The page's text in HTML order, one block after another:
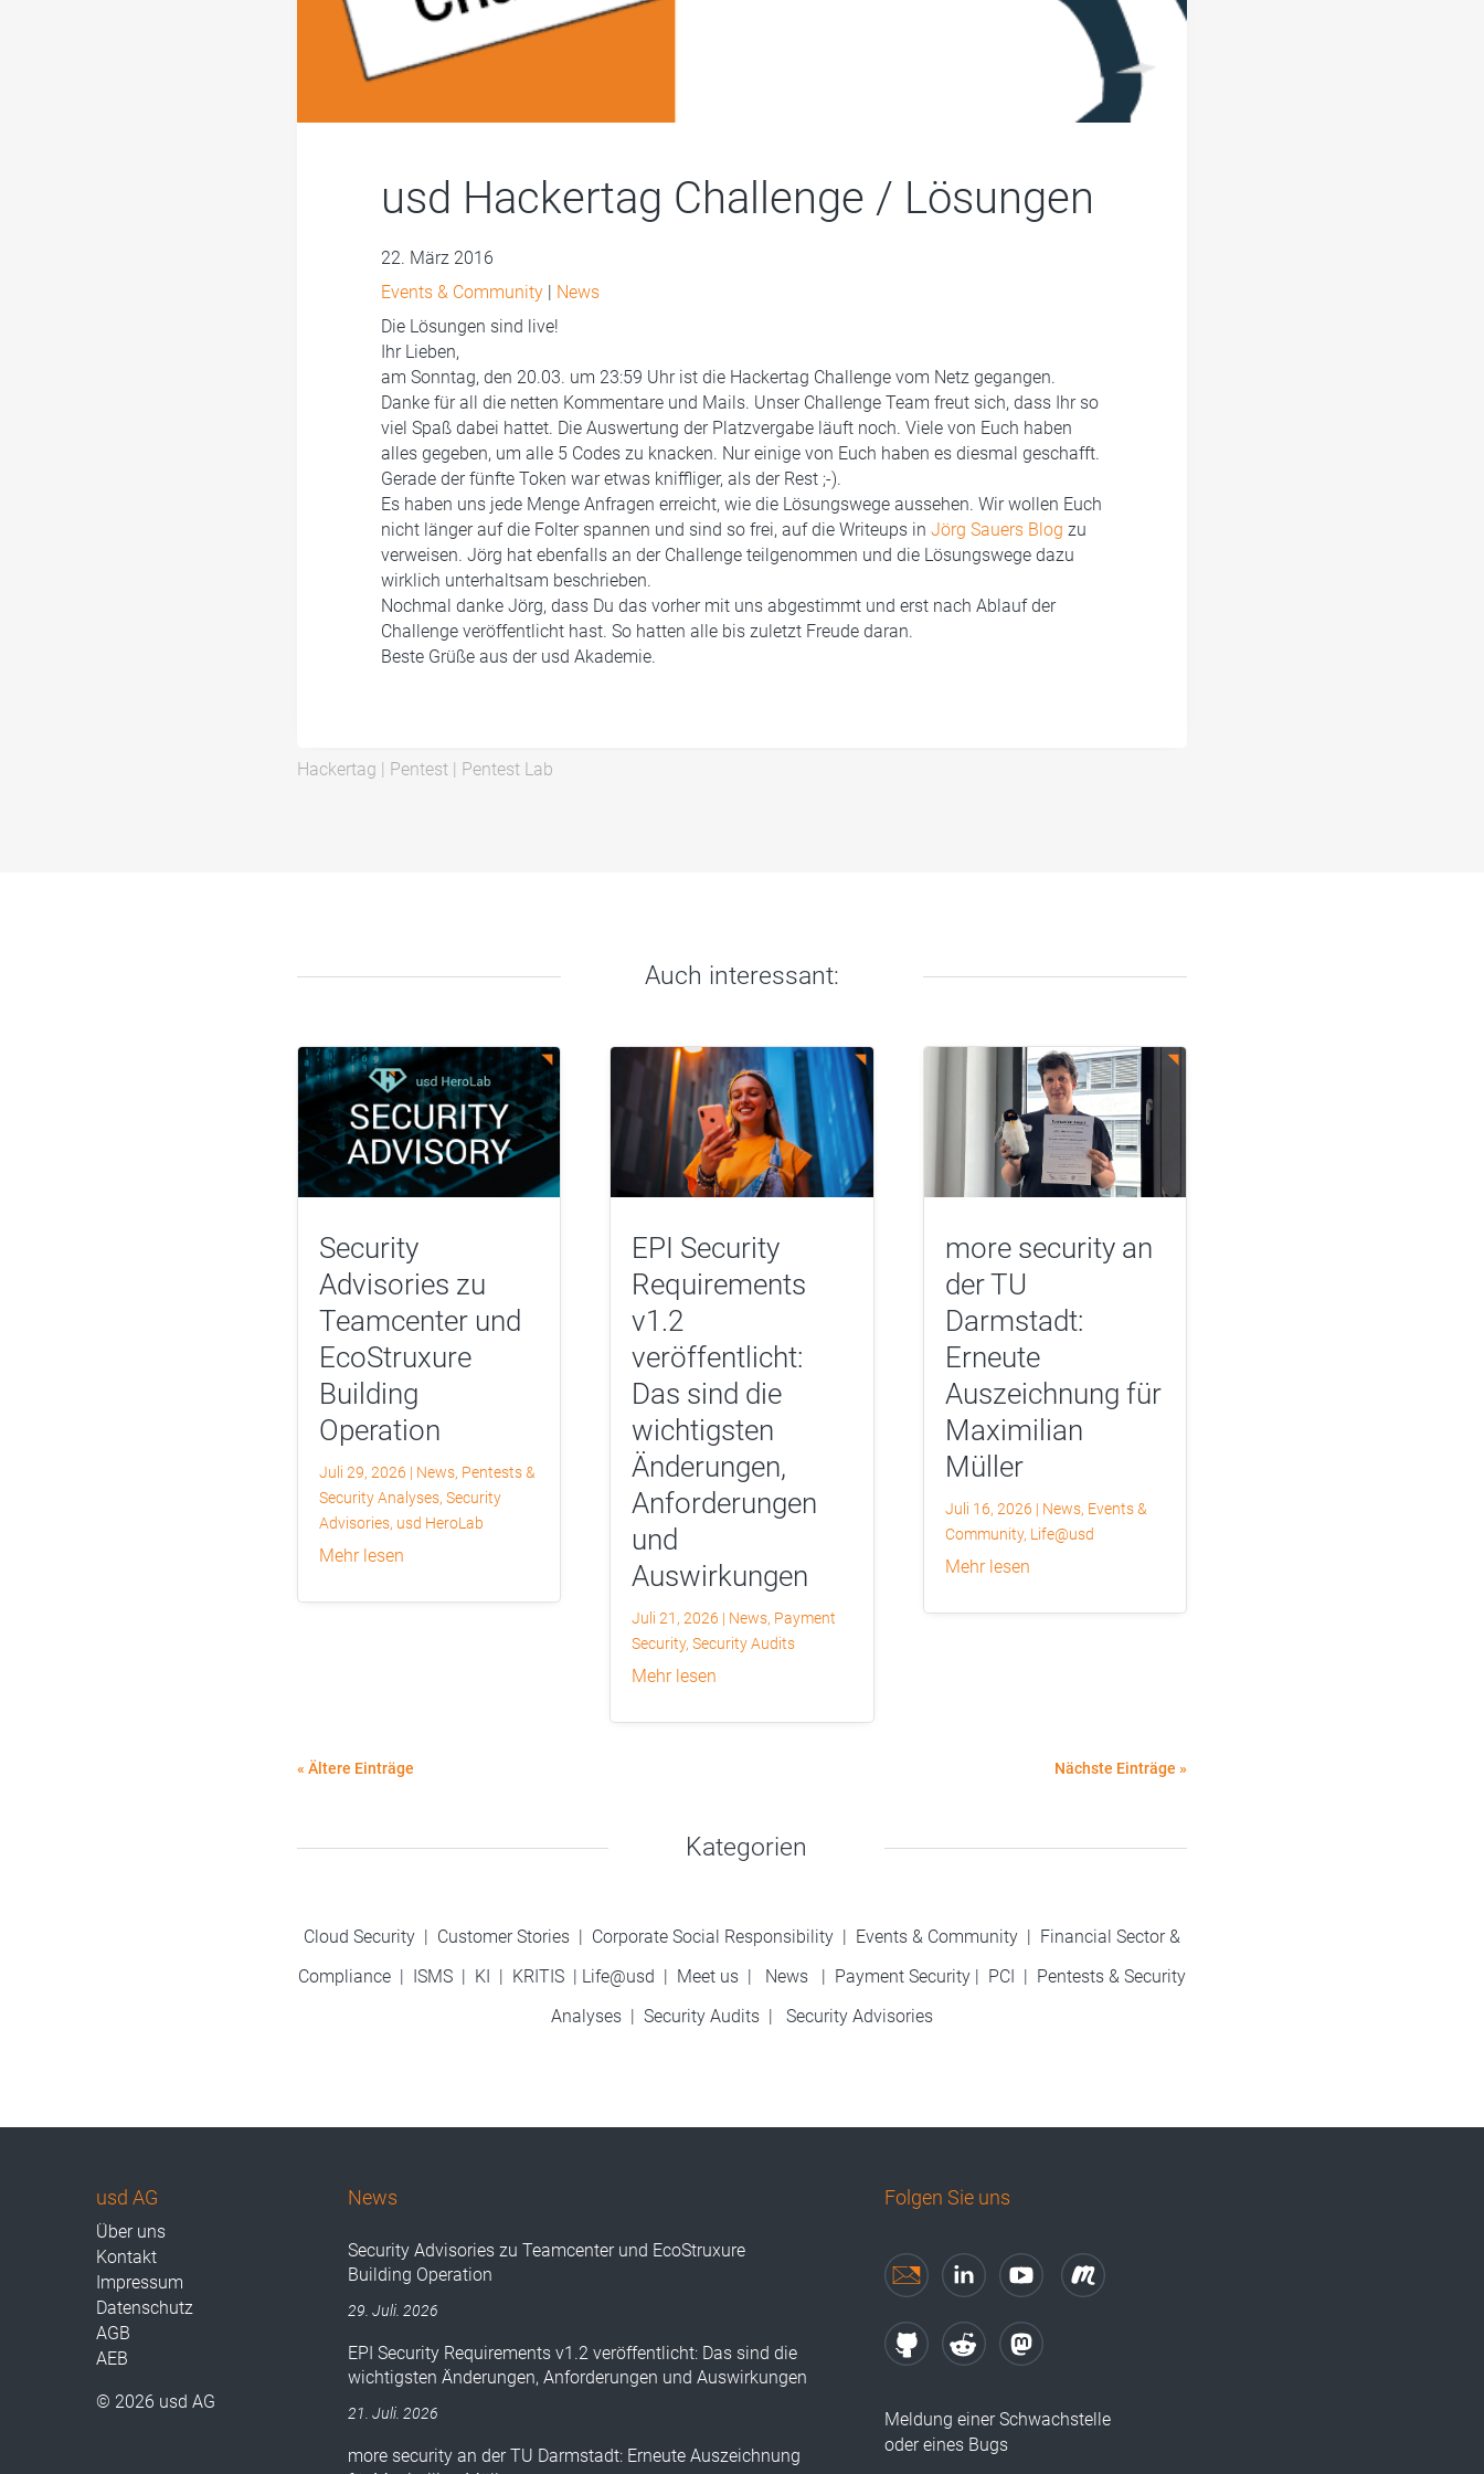
usd Hackertag Challenge / Lösungen
22. März 2016
Events & Community|
News
Die Lösungen sind live!
Ihr Lieben,
am Sonntag, den 20.03. um 23:59 Uhr ist die Hackertag Challenge vom Netz gegangen.
Danke für all die netten Kommentare und Mails. Unser Challenge Team freut sich, dass Ihr so
viel Spaß dabei hattet. Die Auswertung der Platzvergabe läuft noch. Viele von Euch haben
alles gegeben, um alle 5 Codes zu knacken. Nur einige von Euch haben es diesmal geschafft.
Gerade der fünfte Token war etwas kniffliger, als der Rest ;-).
Es haben uns jede Menge Anfragen erreicht, wie die Lösungswege aussehen. Wir wollen Euch
nicht länger auf die Folter spannen und sind so frei, auf die Writeups in Jörg Sauers Blog zu
verweisen. Jörg hat ebenfalls an der Challenge teilgenommen und die Lösungswege dazu
wirklich unterhaltsam beschrieben.
Nochmal danke Jörg, dass Du das vorher mit uns abgestimmt und erst nach Ablauf der
Challenge veröffentlicht hast. So hatten alle bis zuletzt Freude daran.
Beste Grüße aus der usd Akademie.
Hackertag Pentest| Pentest Lab
Auch interessant:
Security
Advisories zu
Teamcenter und
EcoStruxure
Building
Operation
Juli 29, 2026 | News, Pentests &
Security Analyses, Security
Advisories, usd HeroLab
mehr lesen
EPI Security
Requirements
v1.2
veröffentlicht:
Das sind die
wichtigsten
Änderungen,
Anforderungen
und
Auswirkungen
Juli 21, 2026 | News, Payment
Security,Security Audits
mehr lesen
more security an
der TU
Darmstadt:
Erneute
Auszeichnung für
Maximilian
Müller
Juli 16, 2026 | News, Events &
Community, Life@usd
mehr lesen
« Ältere Einträge Nächste Einträge »
Kategorien
Cloud Security Customer Stories| Corporate Social Responsibility| Events & Community
Financial Sector &
Compliance| ISMS| KI KRITIS| Life@usd Meet us| News Payment Security| PCI
Pentests & Security
Analyses
Security Audits| Security Advisories
usd AG
Über uns
Kontakt
Impressum
Datenschutz
AGB
AEB
© 2026 usd AG
News
Security Advisories zu Teamcenter und EcoStruxure
Building Operation
29. Juli. 2026
EPI Security Requirements v1.2 veröffentlicht: Das sind die
wichtigsten Änderungen, Anforderungen und Auswirkungen
21. Juli. 2026
more security an der TU Darmstadt: Erneute Auszeichnung
Folgen Sie uns
Meldung einer Schwachstelle
oder eines Bugs